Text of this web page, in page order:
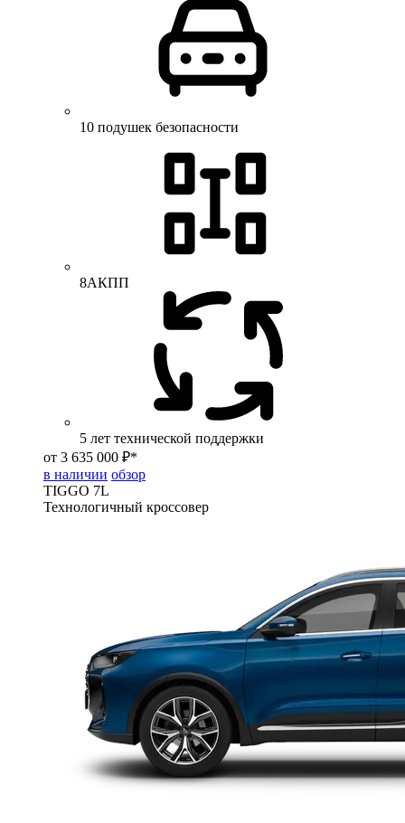
10 подушек безопасности
8АКПП
5 лет технической поддержки
от 3 635 000 ₽*
в наличии обзор
TIGGO 7L
Технологичный кроссовер